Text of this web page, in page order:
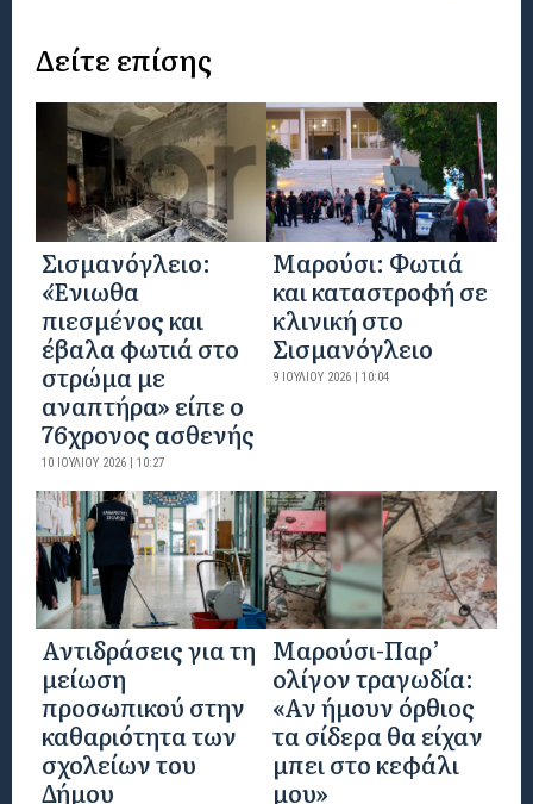
Δείτε επίσης
Σισμανόγλειο:
«Ένιωθα
πιεσμένος και
έβαλα φωτιά στο
στρώμα με
αναπτήρα» είπε ο
76χρονος ασθενής
10 ΙΟΥΛΊΟΥ 2026 | 10:27
Μαρούσι: Φωτιά
και καταστροφή σε
κλινική στο
Σισμανόγλειο
9 ΙΟΥΛΊΟΥ 2026 | 10:04
Αντιδράσεις για τη
μείωση
προσωπικού στην
καθαριότητα των
σχολείων του
Δήμου
Μαρούσι-Παρ’
ολίγον τραγωδία:
«Αν ήμουν όρθιος
τα σίδερα θα είχαν
μπει στο κεφάλι
μου»